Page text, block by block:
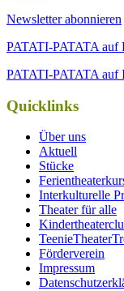
Newsletter abonnieren
PATATI-PATATA auf
PATATI-PATATA auf
Quicklinks
Über uns
Aktuell
Stücke
Interkulturelle
Theater für alle
Förderverein
Impressum